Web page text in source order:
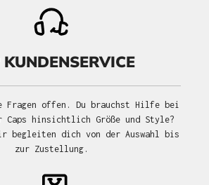
Fragen offen. Du brauchst Hilfe bei
Caps hinsichtlich Größe und Style?
begleiten dich von der Auswahl bis
zur Zustellung.